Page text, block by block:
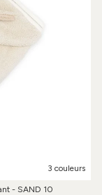
3 couleurs
- SAND 10